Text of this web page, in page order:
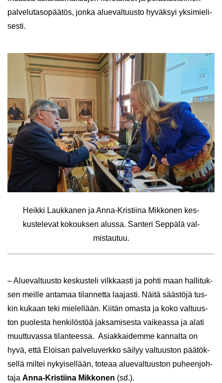
pal­ve­lu­ta­so­pää­tös, jonka alue­val­tuus­to hy­väk­syi yk­si­mie­li­
ses­ti.
Heik­ki Lauk­ka­nen ja Anna-​Kristiina Mik­ko­nen kes­
kus­te­le­vat ko­kouk­sen alus­sa. San­te­ri Sep­pä­lä val­
mis­tau­tuu.
– Alue­val­tuus­to kes­kus­te­li vilk­kaas­ti ja pohti maan hal­li­tuk­
sen meil­le an­ta­maa ti­lan­net­ta laa­jas­ti. Näitä sääs­tö­jä tus­
kin ku­kaan teki mie­lel­lään. Kii­tän omas­ta ja koko val­tuus­
ton puo­les­ta hen­ki­lös­töä jak­sa­mi­ses­ta vai­keas­sa ja alati
muut­tu­vas­sa ti­lan­tees­sa. Asiak­kai­dem­me kan­nal­ta on
hyvä, että Eloi­san pal­ve­lu­verk­ko säi­lyy val­tuus­ton pää­tök­
sel­lä mil­tei ny­kyi­sel­lään, to­te­aa alue­val­tuus­ton pu­heen­joh­
ta­ja Anna-​Kristiina Mik­ko­nen (sd.).